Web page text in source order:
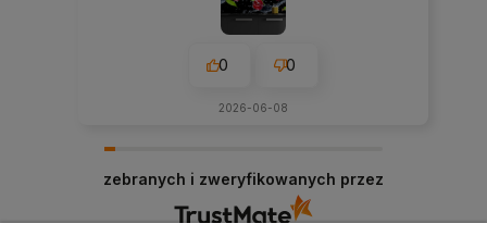
0 0
2026-06-08
zebranych i zweryfikowanych przez